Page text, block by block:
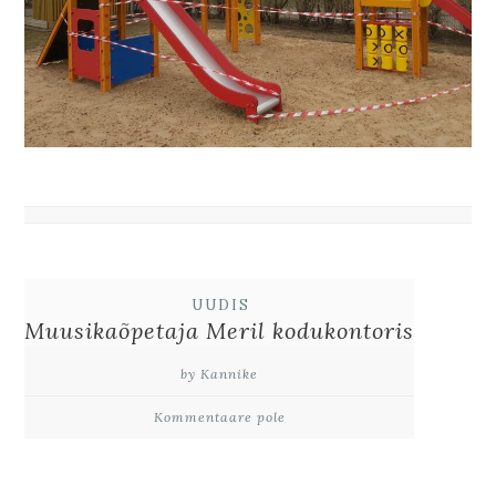
UUDIS
Muusikaõpetaja Meril kodukontoris
by Kannike
Kommentaare pole